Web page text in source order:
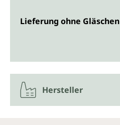
Lieferung ohne Gläschen
Hersteller